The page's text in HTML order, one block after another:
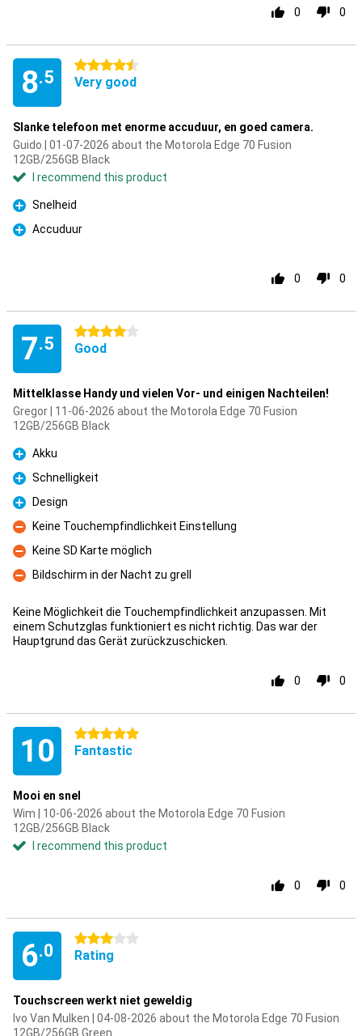
0 0
8.5
4.5 stars
Very good
Slanke telefoon met enorme accuduur, en goed camera.
Guido | 01-07-2026 about the Motorola Edge 70 Fusion
12GB/256GB Black
I recommend this product
Pro
Snelheid
Pro
Accuduur
0 0
7.5
4 stars
Good
Mittelklasse Handy und vielen Vor- und einigen Nachteilen!
Gregor | 11-06-2026 about the Motorola Edge 70 Fusion
12GB/256GB Black
Pro
Akku
Pro
Schnelligkeit
Pro
Design
Con
Keine Touchempfindlichkeit Einstellung
Con
Keine SD Karte möglich
Con
Bildschirm in der Nacht zu grell
Keine Möglichkeit die Touchempfindlichkeit anzupassen. Mit
einem Schutzglas funktioniert es nicht richtig. Das war der
Hauptgrund das Gerät zurückzuschicken.
0 0
10 5 stars
Fantastic
Mooi en snel
Wim | 10-06-2026 about the Motorola Edge 70 Fusion
12GB/256GB Black
I recommend this product
0 0
6.0
3 stars
Rating
Touchscreen werkt niet geweldig
Ivo Van Mulken | 04-08-2026 about the Motorola Edge 70 Fusion
12GB/256GB Green